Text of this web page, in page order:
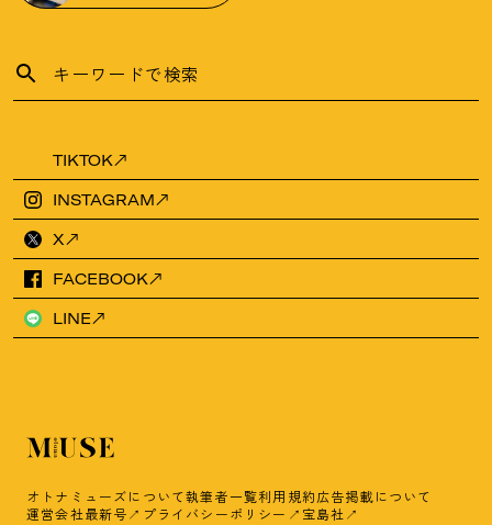
TIKTOK
INSTAGRAM
X
FACEBOOK
LINE
オトナミューズについて執筆者一覧利用規約広告掲載について
運営会社最新号 プライバシーポリシー 宝島社